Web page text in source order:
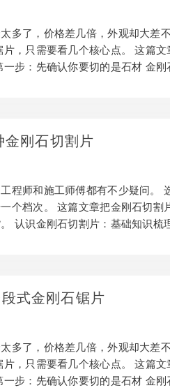
通切割工具相比，金刚石…
多了，价格差几倍，外观却大差
，只需要看几个核心点。 这篇文
步：先确认你要切的是石材 金刚
哪几个核心参数 金刚石浓度。浓
常需求，中等浓度性价比最好。
能自锐。搭配错了，片子钝了…
刚石切割片
程师和施工师傅都有不少疑问。
个档次。 这篇文章把金刚石切割
认识金刚石切割片：基础知识梳
方，钱打水漂。 金刚石切割片切
最大转速，必须和机器严格匹配。
力强，耐用；冷压型性价比高，
式金刚石锯片
多了，价格差几倍，外观却大差
，只需要看几个核心点。 这篇文
步：先确认你要切的是石材 金刚